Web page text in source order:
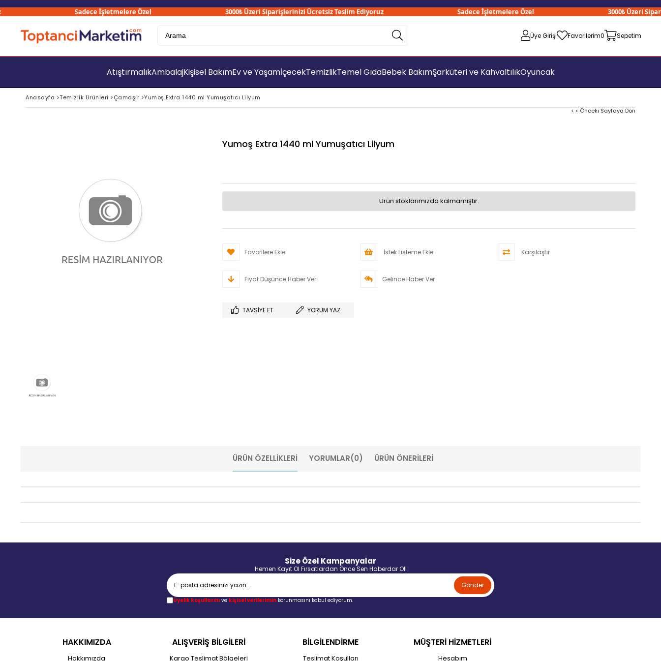
Sadece İşletmelere Özel 3000₺ Üzeri Siparişlerinizi Ücretsiz Teslim Ediyoruz Sadece İşletmelere Özel 3000₺ Üzeri
Üye Girişi Favorilerim0 Sepetim
AtıştırmalıkAmbalajKişisel BakımEv ve YaşamİçecekTemizlikTemel GıdaBebek BakımŞarküteri ve KahvaltılıkOyuncak
Anasayfa >Temizlik Ürünleri >Çamaşır >Yumoş Extra 1440 ml Yumuşatıcı Lilyum
< < Önceki Sayfaya Dön
Yumoş Extra 1440 ml Yumuşatıcı Lilyum
Ürün stoklarımızda kalmamıştır.
Favorilere Ekle İstek Listeme Ekle Karşılaştır
Fiyat Düşünce Haber Ver Gelince Haber Ver
TAVSIYE ET YORUM YAZ
ÜRÜN ÖZELLIKLERI YORUMLAR(0) ÜRÜN ÖNERILERI
Size Özel Kampanyalar
Hemen Kayıt Ol Fırsatlardan Önce Sen Haberdar Ol!
Gönder
Üyelik koşullarınıve kişisel verileriminkorunmasını kabul ediyorum.
HAKKIMIZDA
Hakkımızda
ALIŞVERİŞ BİLGİLERİ
Kargo Teslimat Bölgeleri
BİLGİLENDİRME
Teslimat Koşulları
MÜŞTERİ HİZMETLERİ
Hesabım